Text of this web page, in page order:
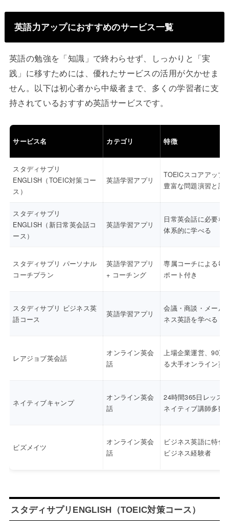
英語力アップにおすすめのサービス一覧
英語の勉強を「知識」で終わらせず、しっかりと「実
践」に移すためには、優れたサービスの活用が欠かせま
せん。以下は初心者から中級者まで、多くの学習者に支
持されているおすすめ英語サービスです。
サービス名 カテゴリ 特徴
スタディサプリ
ENGLISH（TOEIC対策コー
ス）
英語学習アプリ
TOEICスコアアップ
豊富な問題演習と講
スタディサプリ
ENGLISH（新日常英会話コ
ース）
英語学習アプリ
日常英会話に必要な
体系的に学べる
スタディサプリ パーソナル
コーチプラン
英語学習アプリ
+ コーチング
専属コーチによる毎
ポート付き
スタディサプリ ビジネス英
語コース
英語学習アプリ
会議・商談・メール
ネス英語を学べる
レアジョブ英会話
オンライン英会
話
上場企業運営、90万
る大手オンライン英
ネイティブキャンプ
オンライン英会
話
24時間365日レッス
ネイティブ講師多数
ビズメイツ
オンライン英会
話
ビジネス英語に特化
ビジネス経験者
スタディサプリENGLISH（TOEIC対策コース）